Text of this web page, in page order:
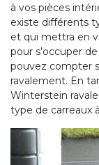
à vos pièces
existe différents
et qui mettra en
pour s’occuper
pouvez compter
ravalement. En
Winterstein
type de carreaux